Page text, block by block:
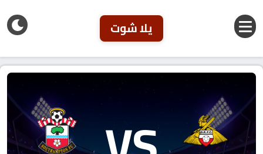
يلا شوت